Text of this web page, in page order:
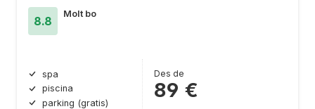
8.8
Molt bo
spa
piscina
parking (gratis)
Des de
89 €